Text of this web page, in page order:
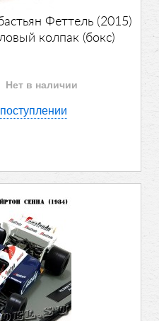
Феттель (2015)
колпак (бокс)
Нет в наличии